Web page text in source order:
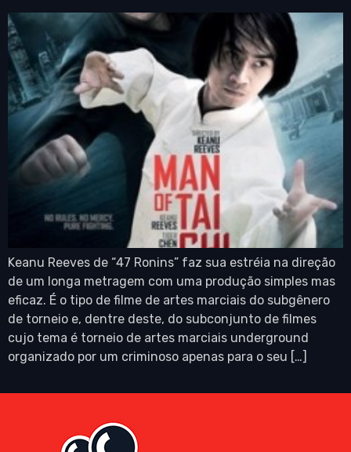
Keanu Reeves de “47 Ronins” faz sua estréia na direção
de um longa metragem com uma produção simples mas
eficaz. É o tipo de filme de artes marciais do subgênero
de torneio e, dentre deste, do subconjunto de filmes
cujo tema é torneio de artes marciais underground
organizado por um criminoso apenas para o seu […]